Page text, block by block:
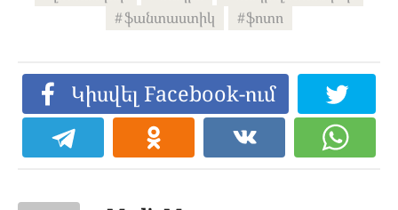
ֆանտաստիկ
ֆոտո
Կիսվել Facebook-ում